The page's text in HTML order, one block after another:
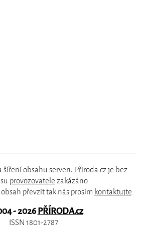
šíření obsahu serveru Příroda.cz je bez
provozovatele zakázáno.
převzít tak nás prosím kontaktujte.
- 2026PŘÍRODA.cz
ISSN 1801-2787